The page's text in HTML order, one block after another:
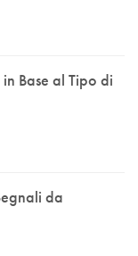
Base al Tipo di
da